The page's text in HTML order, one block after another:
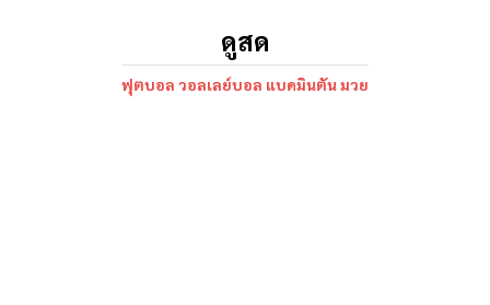
ดูสด
ฟุตบอล วอลเลย์บอล แบดมินตัน มวย